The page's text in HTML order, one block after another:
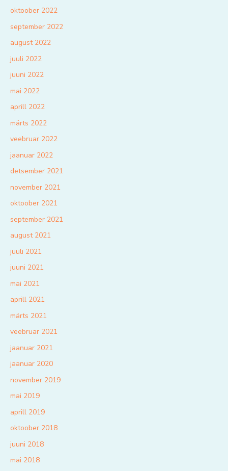
oktoober 2022
september 2022
august 2022
juuli 2022
juuni 2022
mai 2022
aprill 2022
märts 2022
veebruar 2022
jaanuar 2022
detsember 2021
november 2021
oktoober 2021
september 2021
august 2021
juuli 2021
juuni 2021
mai 2021
aprill 2021
märts 2021
veebruar 2021
jaanuar 2021
jaanuar 2020
november 2019
mai 2019
aprill 2019
oktoober 2018
juuni 2018
mai 2018